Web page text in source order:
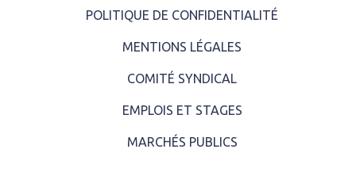
POLITIQUE DE CONFIDENTIALITÉ
MENTIONS LÉGALES
COMITÉ SYNDICAL
EMPLOIS ET STAGES
MARCHÉS PUBLICS